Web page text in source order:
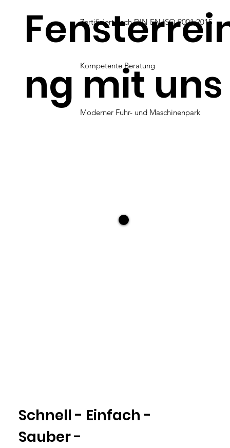
ng mit uns
Zertifiziert nach DIN EN ISO 9001:2015
Kompetente Beratung
Moderner Fuhr- und Maschinenpark
Schnell - Einfach -
Sauber -